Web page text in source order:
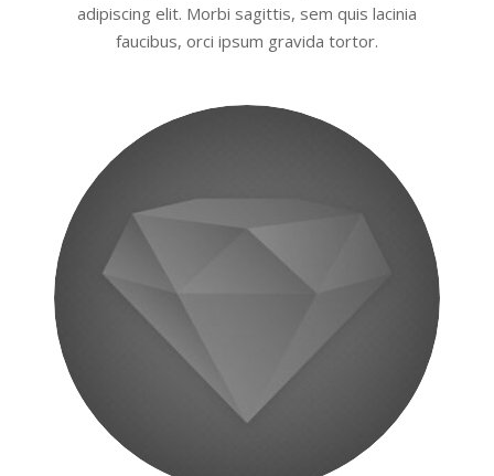
adipiscing elit. Morbi sagittis, sem quis lacinia
faucibus, orci ipsum gravida tortor.